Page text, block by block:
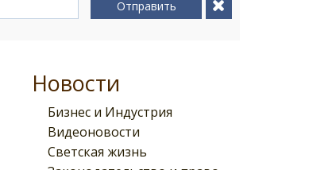
Отправить
Новости
Бизнес и Индустрия
Видеоновости
Светская жизнь